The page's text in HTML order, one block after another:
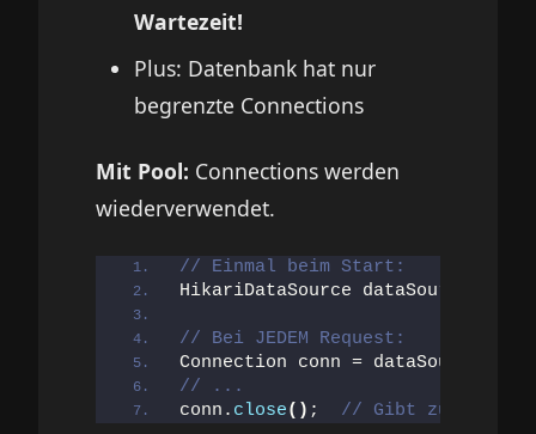
Wartezeit!
Plus: Datenbank hat nur
begrenzte Connections
Mit Pool: Connections werden
wiederverwendet.
// Einmal beim Start:
HikariDataSource dataSource =
// Bei JEDEM Request:
Connection conn = dataSource.
// ...
conn. close() ; // Gibt zurück in